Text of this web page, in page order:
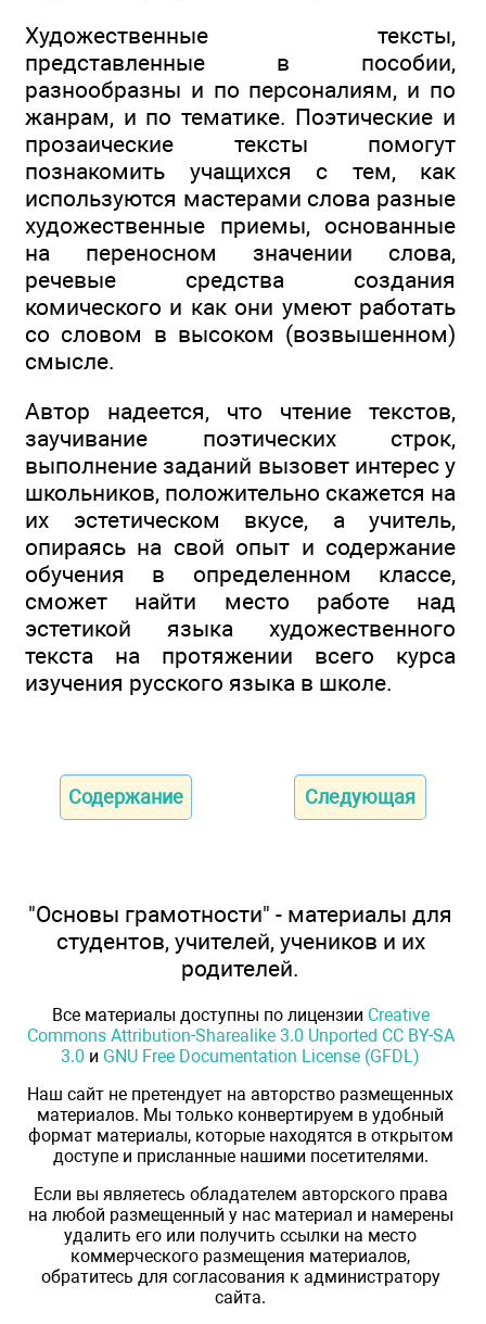
Художественные тексты,
представленные в пособии,
разнообразны и по персоналиям, и по
жанрам, и по тематике. Поэтические и
прозаические тексты помогут
познакомить учащихся с тем, как
используются мастерами слова разные
художественные приемы, основанные
на переносном значении слова,
речевые средства создания
комического и как они умеют работать
со словом в высоком (возвышенном)
смысле.
Автор надеется, что чтение текстов,
заучивание поэтических строк,
выполнение заданий вызовет интерес у
школьников, положительно скажется на
их эстетическом вкусе, а учитель,
опираясь на свой опыт и содержание
обучения в определенном классе,
сможет найти место работе над
эстетикой языка художественного
текста на протяжении всего курса
изучения русского языка в школе.
Содержание Следующая
"Основы грамотности" - материалы для
студентов, учителей, учеников и их
родителей.
Все материалы доступны по лицензии Creative
Commons Attribution-Sharealike 3.0 Unported CC BY-SA
3.0 и GNU Free Documentation License (GFDL)
Наш сайт не претендует на авторство размещенных
материалов. Мы только конвертируем в удобный
формат материалы, которые находятся в открытом
доступе и присланные нашими посетителями.
Если вы являетесь обладателем авторского права
на любой размещенный у нас материал и намерены
удалить его или получить ссылки на место
коммерческого размещения материалов,
обратитесь для согласования к администратору
сайта.